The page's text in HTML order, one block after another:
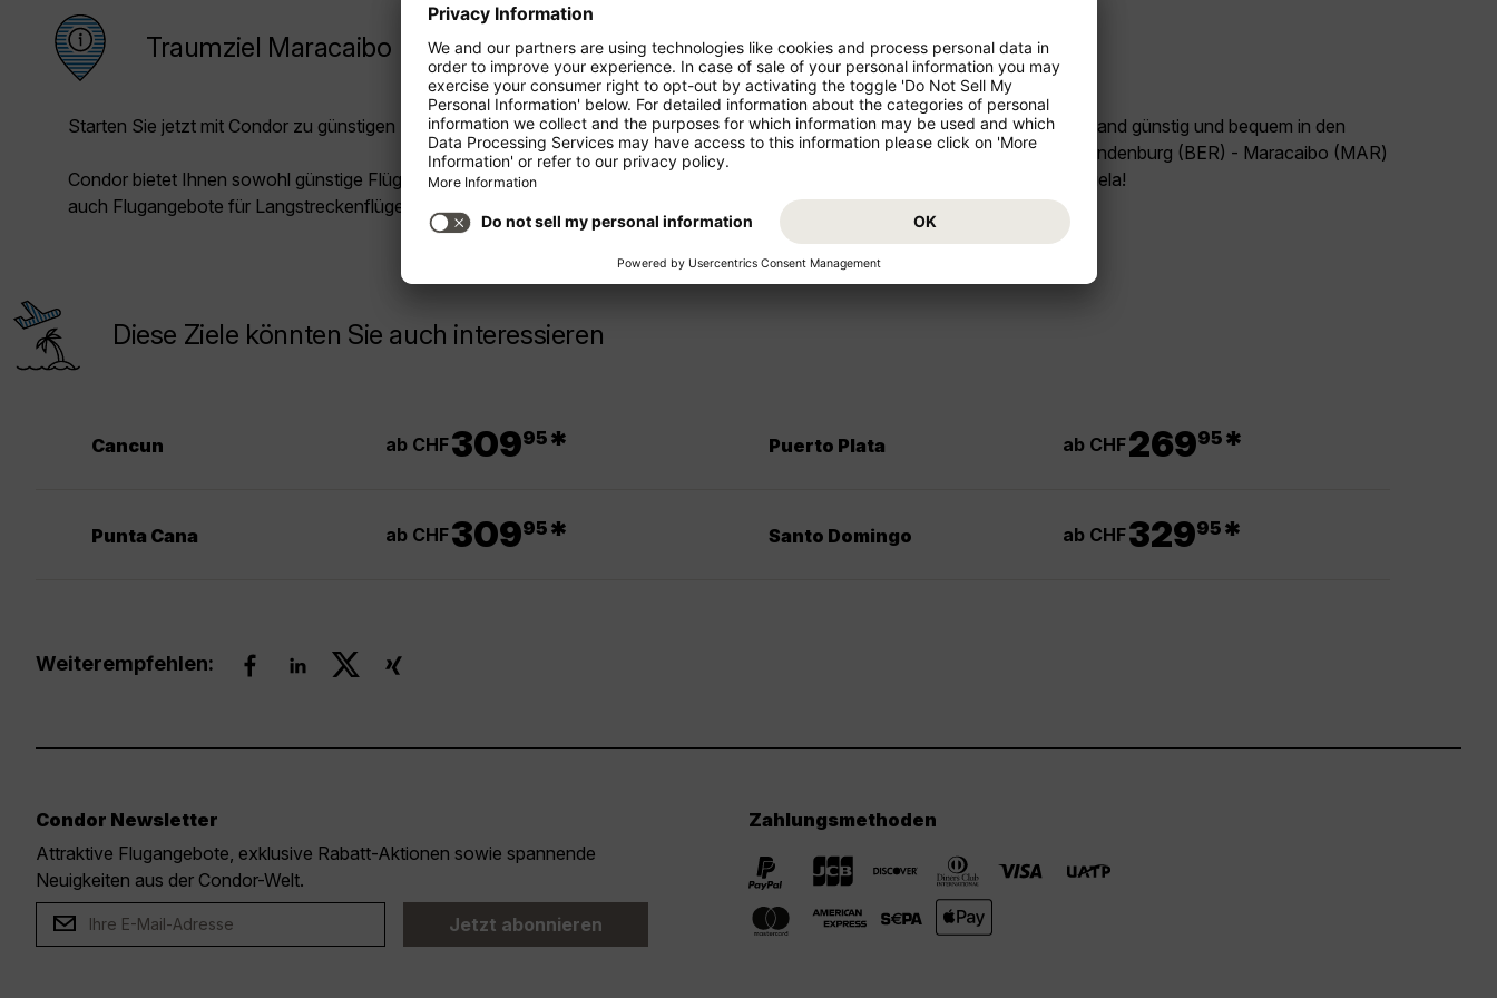
Traumziel Maracaibo
Starten Sie jetzt mit Condor zu günstigen Preisen in Ihren Urlaub!
Condor bietet Ihnen sowohl günstige Flüge für die Kurz- und Mittelstrecke als
auch Flugangebote für Langstreckenflüge.
Starten Sie von Ihrem Abflugsland Deutschland günstig und bequem in den
Urlaub. Buchen Sie jetzt den Flug Berlin-Brandenburg (BER) - Maracaibo (MAR)
und freuen Sie sich auf Ihr Reiseziel Venezuela!
Diese Ziele könnten Sie auch interessieren
Cancun ab CHF30995 * Puerto Plata ab CHF26995 *
Punta Cana ab CHF30995 * Santo Domingo ab CHF32995 *
Weiterempfehlen:
Condor Newsletter
Attraktive Flugangebote, exklusive Rabatt-Aktionen sowie spannende
Neuigkeiten aus der Condor-Welt.
Jetzt abonnieren
Zahlungsmethoden